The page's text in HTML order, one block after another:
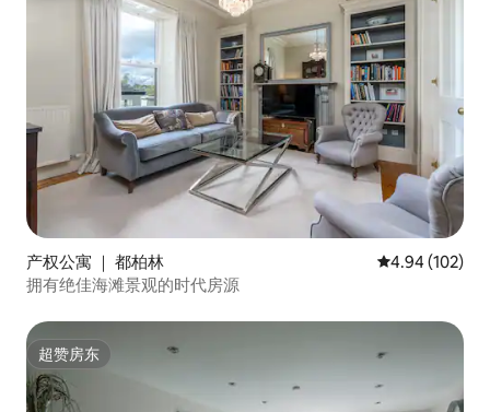
产权公寓 ｜ 都柏林 平均评分 4.94
4.94 (102)
拥有绝佳海滩景观的时代房源
超赞房东
超赞房东